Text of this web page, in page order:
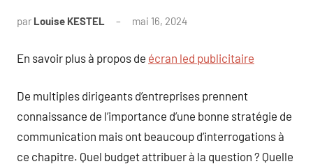
par Louise KESTEL mai 16, 2024
En savoir plus à propos de écran led publicitaire
De multiples dirigeants d’entreprises prennent
connaissance de l’importance d’une bonne stratégie de
communication mais ont beaucoup d’interrogations à
ce chapitre. Quel budget attribuer à la question ? Quelle